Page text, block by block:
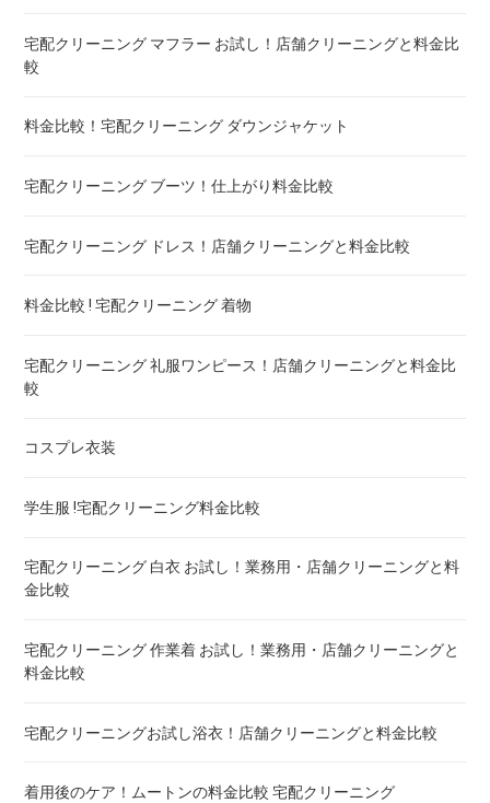
布団のレンタル 安いのは ! 東京・大阪・福岡
エアウィーヴ マットレスのクリーニング ! どこがいい
布団の洗濯ネット コインランドリー ! ドラム式におすすめは
布団クリーニング 防ダニ加工 ! 効果と危険性
ゴアテックス 羽毛布団 クリーニング ! 料金ランキング
こたつ布団のクリーニング代 ! 料金比較
の違いも
トゥルースリーパー マットレスのクリーニング ! どこがいい
ウェイトブランケットの洗い方 ! 洗えないタイプの対処法も
重い布団の洗い方 ! 洗えないタイプの対処法も
宅配クリーニング マフラー お試し！店舗クリーニングと料金比
較
料金比較！宅配クリーニング ダウンジャケット
宅配クリーニング ブーツ！仕上がり料金比較
宅配クリーニング ドレス！店舗クリーニングと料金比較
料金比較 ! 宅配クリーニング 着物
宅配クリーニング 礼服ワンピース！店舗クリーニングと料金比
較
コスプレ衣装
学生服 !宅配クリーニング料金比較
宅配クリーニング 白衣 お試し！業務用・店舗クリーニングと料
金比較
宅配クリーニング 作業着 お試し！業務用・店舗クリーニングと
料金比較
宅配クリーニングお試し浴衣！店舗クリーニングと料金比較
着用後のケア！ムートンの料金比較 宅配クリーニング